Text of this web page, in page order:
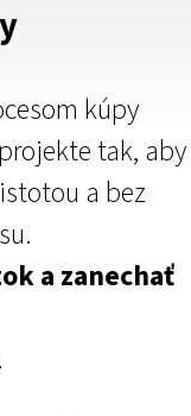
kúpy
tak, aby
a bez
a zanechať
.